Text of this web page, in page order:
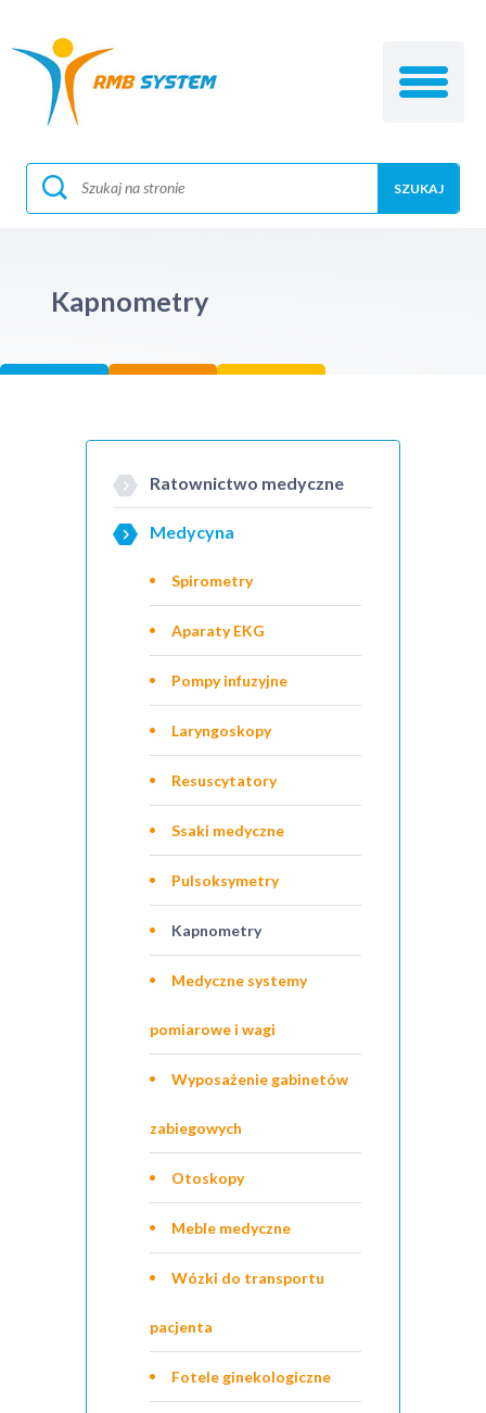
Kapnometry
Ratownictwo medyczne
Medycyna
Spirometry
Aparaty EKG
Pompy infuzyjne
Laryngoskopy
Resuscytatory
Ssaki medyczne
Pulsoksymetry
Kapnometry
Medyczne systemy
pomiarowe i wagi
Wyposażenie gabinetów
zabiegowych
Otoskopy
Meble medyczne
Wózki do transportu
pacjenta
Fotele ginekologiczne